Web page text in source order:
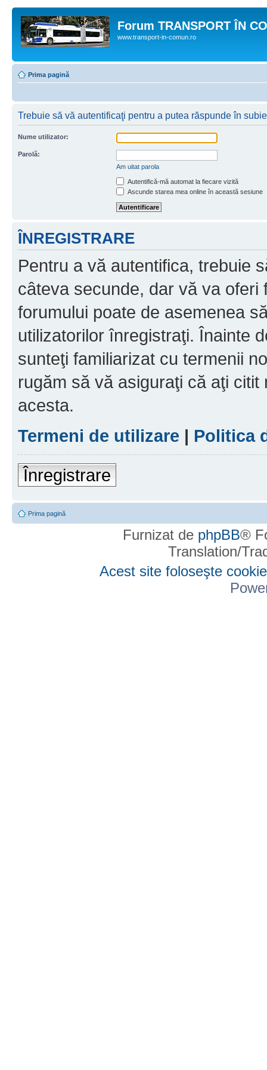
Forum TRANSPORT ÎN
www.transport-in-comun.ro
Prima pagină
Trebuie să vă autentificaţi pentru a putea răspunde în
Nume utilizator:
Parolă:
Am uitat parola
Autentifică-mă automat la fiecare vizită
Ascunde starea mea online în această sesiune
ÎNREGISTRARE
Pentru a vă autentifica, trebuie
câteva secunde, dar vă va oferi
forumului poate de asemenea
utilizatorilor înregistraţi. Înainte
sunteţi familiarizat cu termenii
rugăm să vă asiguraţi că aţi
acesta.
Termeni de utilizare | Politica
Înregistrare
Prima pagină
Furnizat de phpBB®
Translation/
Acest site foloseşte